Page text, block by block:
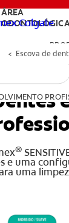
ÁREA
Escova de
®
e uma
uma